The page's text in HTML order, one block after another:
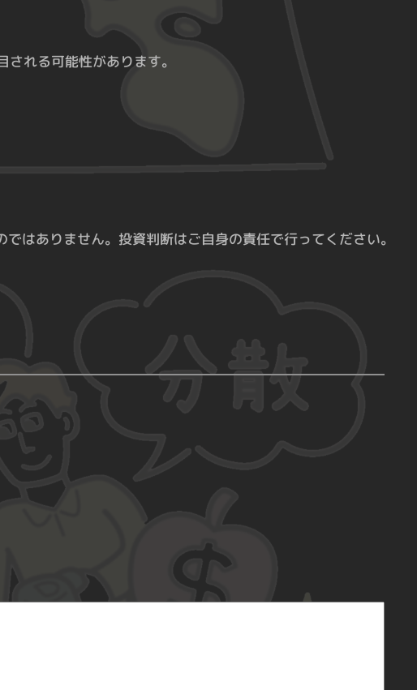
れる可能性があります。
はありません。投資判断はご自身の責任で行ってください。